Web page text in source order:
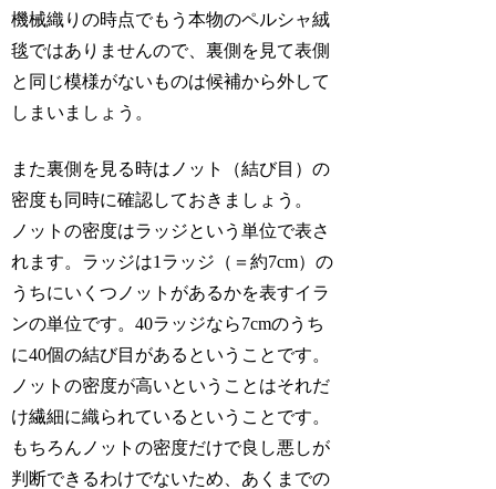
機械織りの時点でもう本物のペルシャ絨
毯ではありませんので、裏側を見て表側
と同じ模様がないものは候補から外して
しまいましょう。
また裏側を見る時はノット（結び目）の
密度も同時に確認しておきましょう。
ノットの密度はラッジという単位で表さ
れます。ラッジは1ラッジ（＝約7cm）の
うちにいくつノットがあるかを表すイラ
ンの単位です。40ラッジなら7cmのうち
に40個の結び目があるということです。
ノットの密度が高いということはそれだ
け繊細に織られているということです。
もちろんノットの密度だけで良し悪しが
判断できるわけでないため、あくまでの